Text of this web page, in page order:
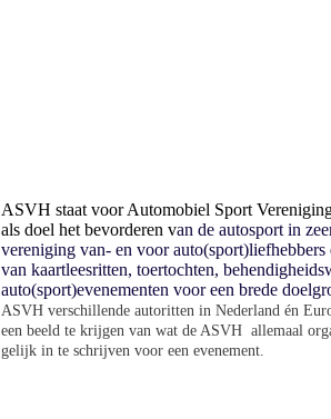
ASVH staat voor Automobiel Sport
als doel het bevorderen van de autosport in
vereniging van- en voor
van kaartleesritten, toertochten,
auto(sport)evenementen voor een brede
ASVH verschillende autoritten in Nederland én
een beeld te krijgen van wat de ASVH allemaal
gelijk in te schrijven voor een evenement.